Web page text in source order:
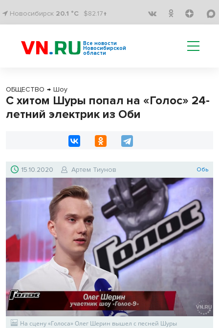
Новосибирск 20.1 °C $82.17↑
Все новости
Новосибирской
области
ОБЩЕСТВО → Шоу
С хитом Шуры попал на «Голос» 24-
летний электрик из Оби
15.10.2020 Артем Тиунов Обь
На сцену «Голоса» Олег Шерин вышел с песней Шуры